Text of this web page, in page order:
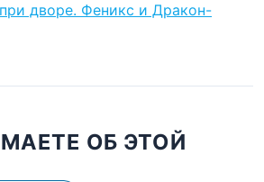
дворе. Феникс и Дракон-
ОБ ЭТОЙ